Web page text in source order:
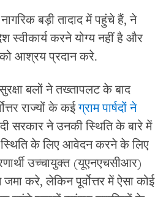
बड़ी तादाद में पहुंचे हैं, ने
स्वीकार्य करने योग्य नहीं है और
को आश्रय प्रदान करे.
बलों ने तख्तापलट के बाद
राज्यों के कईग्राम पार्षदों ने
सरकार ने उनकी स्थिति के बारे में
स्थिति के लिए आवेदन करने के लिए
उच्चायुक्त (यूएनएचसीआर)
करे, लेकिन पूर्वोत्तर में ऐसा कोई